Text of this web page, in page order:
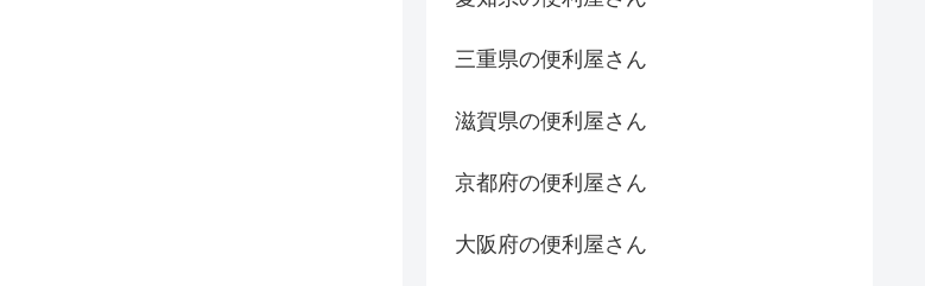
三重県の便利屋さん
滋賀県の便利屋さん
京都府の便利屋さん
大阪府の便利屋さん